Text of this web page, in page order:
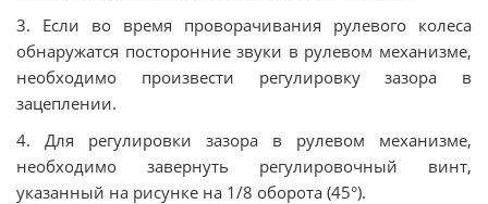
3. Если во время проворачивания рулевого колеса
обнаружатся посторонние звуки в рулевом механизме,
необходимо произвести регулировку зазора в
зацеплении.
4. Для регулировки зазора в рулевом механизме,
необходимо завернуть регулировочный винт,
указанный на рисунке на 1/8 оборота (45°).